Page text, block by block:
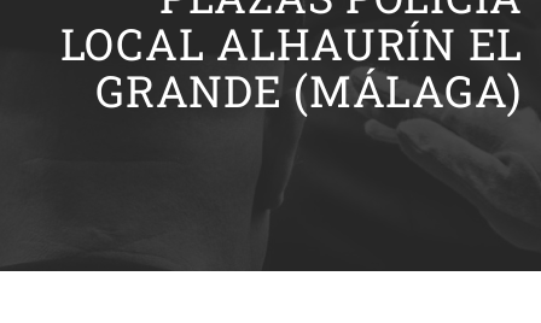
LOCAL ALHAURÍN EL
GRANDE (MÁLAGA)